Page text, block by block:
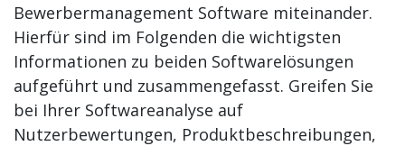
Bewerbermanagement Software miteinander.
Hierfür sind im Folgenden die wichtigsten
Informationen zu beiden Softwarelösungen
aufgeführt und zusammengefasst. Greifen Sie
bei Ihrer Softwareanalyse auf
Nutzerbewertungen, Produktbeschreibungen,